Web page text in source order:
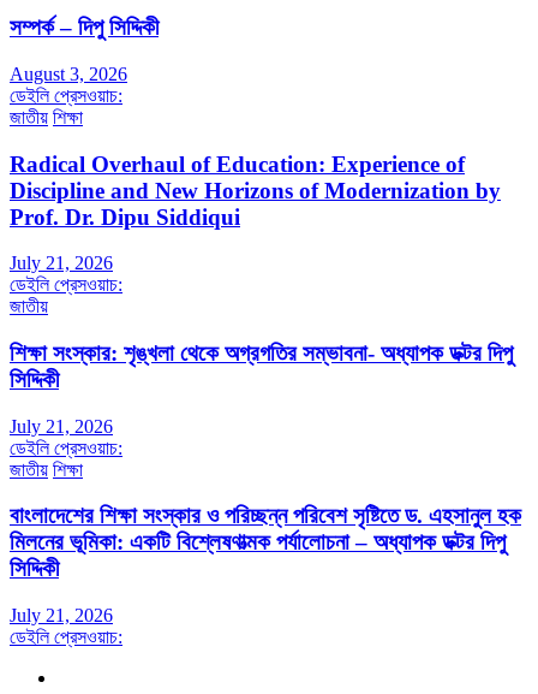
সম্পর্ক – দিপু সিদ্দিকী
August 3, 2026
ডেইলি প্রেসওয়াচ:
জাতীয় শিক্ষা
Radical Overhaul of Education: Experience of
Discipline and New Horizons of Modernization by
Prof. Dr. Dipu Siddiqui
July 21, 2026
ডেইলি প্রেসওয়াচ:
জাতীয়
শিক্ষা সংস্কার: শৃঙ্খলা থেকে অগ্রগতির সম্ভাবনা- অধ্যাপক ডক্টর দিপু
সিদ্দিকী
July 21, 2026
ডেইলি প্রেসওয়াচ:
জাতীয় শিক্ষা
বাংলাদেশের শিক্ষা সংস্কার ও পরিচ্ছন্ন পরিবেশ সৃষ্টিতে ড. এহসানুল হক
মিলনের ভূমিকা: একটি বিশ্লেষণাত্মক পর্যালোচনা – অধ্যাপক ডক্টর দিপু
সিদ্দিকী
July 21, 2026
ডেইলি প্রেসওয়াচ: